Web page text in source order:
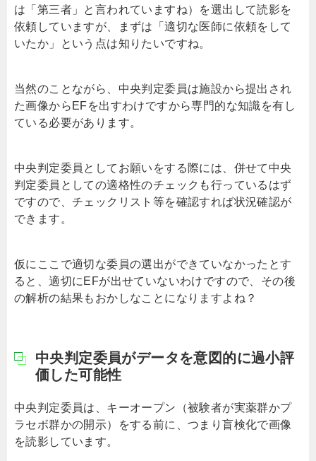
は「第三者」と言われていますね）を選出して読影を
依頼していますが、まずは「適切な医師に依頼をして
いたか」という点は知りたいですね。
当然のことながら、中央判定委員は施設から提出され
た画像からEFを出すわけですから専門的な知識を有し
ている必要があります。
中央判定委員としてお願いをする際には、併せて中央
判定委員としての適格性のチェックも行っているはず
ですので、チェックリスト等を確認すれば状況確認が
できます。
仮にここで適切な委員の選出ができていなかったとす
ると、適切にEFが出せていないわけですので、その後
の解析の結果もおかしなことになりますよね？
中央判定委員がデータを意図的に過小評
価した可能性
中央判定委員は、キーオープン（被験者が実薬群かプ
ラセボ群かの開示）をする前に、つまり盲検化で画像
を読影しています。